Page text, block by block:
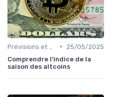
•
25/05/2025
Comprendre l'indice de la
saison des altcoins